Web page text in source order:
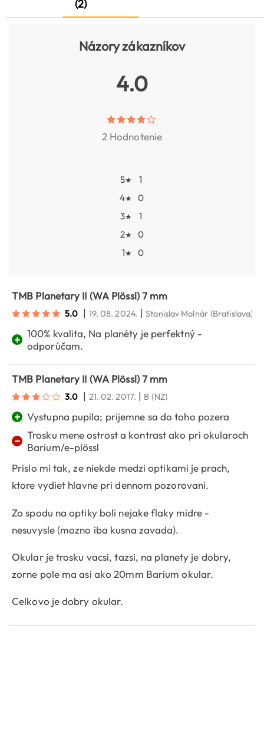
(2)
Názory zákazníkov
4.0
2 Hodnotenie
5★
1
4★
0
3★
1
2★
0
1★ 0
TMB Planetary II (WA Plössl) 7 mm
5.0 | 19. 08. 2024. |Stanislav Molnár (Bratislava)
+ 100% kvalita, Na planéty je perfektný -
odporúčam.
TMB Planetary II (WA Plössl) 7 mm
3.0 | 21. 02. 2017. | B (NZ)
+ Vystupna pupila; prijemne sa do toho pozera
− Trosku mene ostrost a kontrast ako pri okularoch
Barium/e-plössl
Prislo mi tak, ze niekde medzi optikami je prach,
ktore vydiet hlavne pri dennom pozorovani.
Zo spodu na optiky boli nejake flaky midre -
nesuvysle (mozno iba kusna zavada).
Okular je trosku vacsi, tazsi, na planety je dobry,
zorne pole ma asi ako 20mm Barium okular.
Celkovo je dobry okular.